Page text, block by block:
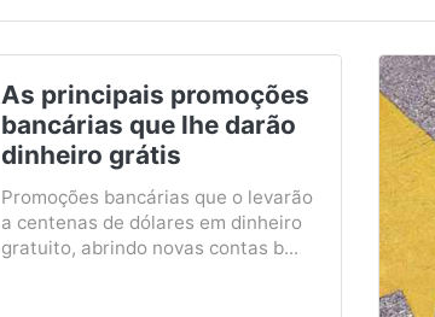
As principais promoções
bancárias que lhe darão
dinheiro grátis
Promoções bancárias que o levarão
a centenas de dólares em dinheiro
gratuito, abrindo novas contas b...